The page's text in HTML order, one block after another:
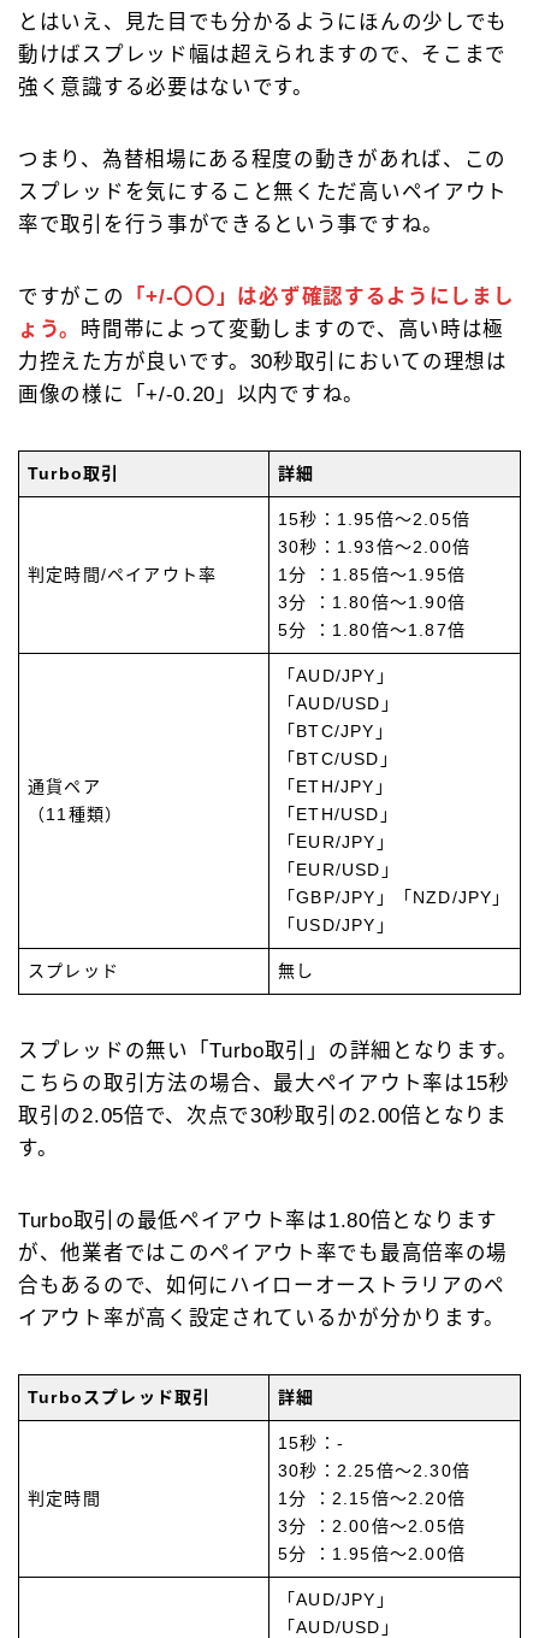
とはいえ、見た目でも分かるようにほんの少しでも
動けばスプレッド幅は超えられますので、そこまで
強く意識する必要はないです。
つまり、為替相場にある程度の動きがあれば、この
スプレッドを気にすること無くただ高いペイアウト
率で取引を行う事ができるという事ですね。
ですがこの
「+/-〇〇」は必ず確認するようにしまし
ょう。
時間帯によって変動しますので、高い時は極
力控えた方が良いです。30秒取引においての理想は
画像の様に「+/-0.20」以内ですね。
Turbo取引 詳細
判定時間/ペイアウト率
15秒：1.95倍～2.05倍
30秒：1.93倍～2.00倍
1分 ：1.85倍～1.95倍
3分 ：1.80倍～1.90倍
5分 ：1.80倍～1.87倍
通貨ペア
（11種類）
「AUD/JPY」
「AUD/USD」
「BTC/JPY」
「BTC/USD」
「ETH/JPY」
「ETH/USD」
「EUR/JPY」
「EUR/USD」
「GBP/JPY」「NZD/JPY」
「USD/JPY」
スプレッド 無し
スプレッドの無い「Turbo取引」の詳細となります。
こちらの取引方法の場合、最大ペイアウト率は15秒
取引の2.05倍で、次点で30秒取引の2.00倍となりま
す。
Turbo取引の最低ペイアウト率は1.80倍となります
が、他業者ではこのペイアウト率でも最高倍率の場
合もあるので、如何にハイローオーストラリアのペ
イアウト率が高く設定されているかが分かります。
Turboスプレッド取引 詳細
判定時間
15秒：-
30秒：2.25倍～2.30倍
1分 ：2.15倍～2.20倍
3分 ：2.00倍～2.05倍
5分 ：1.95倍～2.00倍
「AUD/JPY」
「AUD/USD」